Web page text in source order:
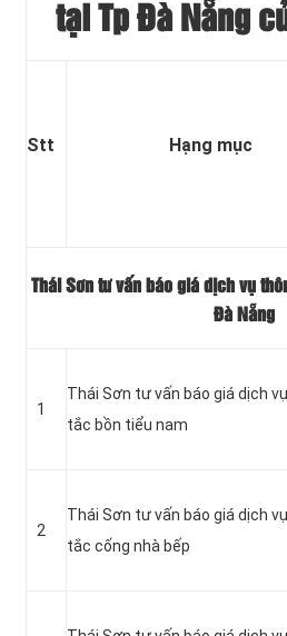
tại Tp Đà Nẵng
Stt Hạng mục
Thái Sơn tư vấn báo giá dịch vụ
Đà Nẵng
1
Thái Sơn tư vấn báo giá dịch
tắc bồn tiểu nam
2
Thái Sơn tư vấn báo giá dịch
tắc cống nhà bếp